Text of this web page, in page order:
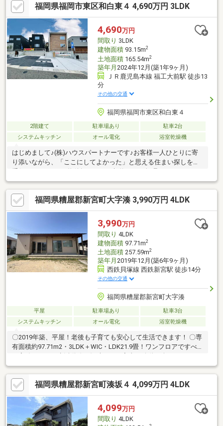
福岡県福岡市東区和白東４ 4,690万円 3LDK
4,690万円
間取り 3LDK
建物面積93.15m2
土地面積165.54m2
築年月 2024年12月(築1年9ヶ月)
ＪＲ鹿児島本線 福工大前駅 徒歩13
分
その他の交通
福岡県福岡市東区和白東４
2階建て 駐車場あり
駐車2台
システムキッチン
オール電化 浴室乾燥機
はじめまして♪(株)ハウスパートナーです♪お客様一人ひとりに寄
り添いながら、「ここにしてよかった」と思える住まい探しをお
しっかりサポートいたします♪☆良いところだけでなく、気にな
る点もしっかりご説明☆丁寧で分かりやすいご案内を心がけてい
ます☆ご購入後のアフターフォローも安心です♪＼当日のご見学
も大歓迎です♪／事前にご予約いただければ、夜間や定休日のご案
内にも柔軟に対応いたします♪住宅ローンに不安がある方や、過去
に審査が難しかった方も、無理のない進め方を一緒に考えていき
ますので、お気軽にご相談ください♪
福岡県糟屋郡新宮町大字湊 3,990万円 4LDK
3,990万円
間取り 4LDK
建物面積97.71m2
土地面積257.59m2
築年月 2019年12月(築6年9ヶ月)
西鉄貝塚線 西鉄新宮駅 徒歩14分
その他の交通
福岡県糟屋郡新宮町大字湊
平屋 駐車場あり
駐車3台
システムキッチン
オール電化 浴室乾燥機
〇2019年築、平屋！老後も子育ても安心して生活できます！ 〇専
有面積約97.71m2・3LDK＋WIC・LDK21.9畳！ワンフロアですべ
す！〇平屋ならではの天井高になっており、開放感のあるリビン
グになっております！〇オール電化のため月々のランニングコス
トを抑えることができます！〇南側に広めのお庭スペースがあ
り、BBQやお子様が遊ぶスペースを確保することができます！〇
ゆとりのある駐車スペースです！3台駐車可能です！（車種によ
る）〇西鉄「新宮」駅徒歩約15分のため通勤通学に便利です！
福岡県糟屋郡新宮町湊坂４ 4,099万円 4LDK
4,099万円
間取り 4LDK